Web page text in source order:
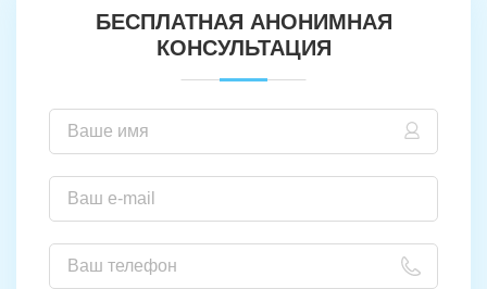
БЕСПЛАТНАЯ АНОНИМНАЯ
КОНСУЛЬТАЦИЯ